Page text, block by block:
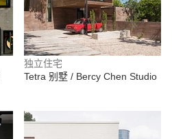
独立住宅
Tetra 别墅 / Bercy Chen Studio